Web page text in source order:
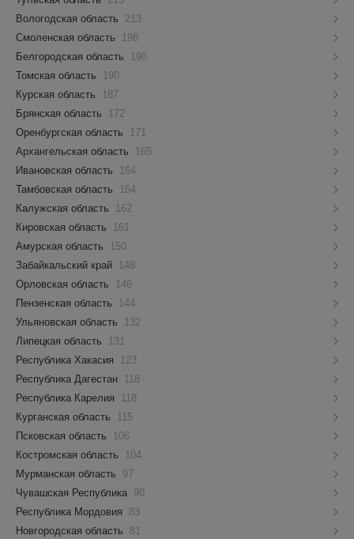
Вологодская область
213
Смоленская область
198
Белгородская область
196
Томская область
190
Курская область
187
Брянская область
172
Оренбургская область
171
Архангельская область
165
Ивановская область
164
Тамбовская область
164
Калужская область
162
Кировская область
161
Амурская область
150
Забайкальский край
148
Орловская область
146
Пензенская область
144
Ульяновская область
132
Липецкая область
131
Республика Хакасия
123
Республика Дагестан
118
Республика Карелия
118
Курганская область
115
Псковская область
106
Костромская область
104
Мурманская область
97
Чувашская Республика 90
Республика Мордовия
83
Новгородская область
81